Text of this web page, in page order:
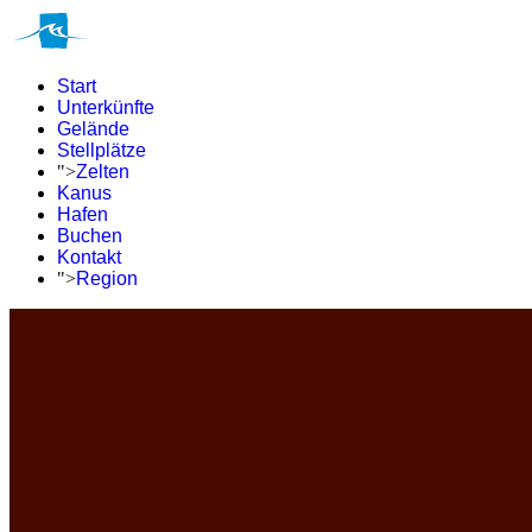
Start
Unterkünfte
Gelände
Stellplätze
">Zelten
Kanus
Hafen
Buchen
Kontakt
">Region